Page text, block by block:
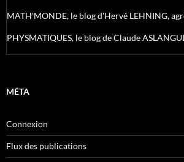
MATH'MONDE, le blog d'Hervé LEHNING,
PHYSMATIQUES, le blog de Claude
MÉTA
Connexion
Flux des publications